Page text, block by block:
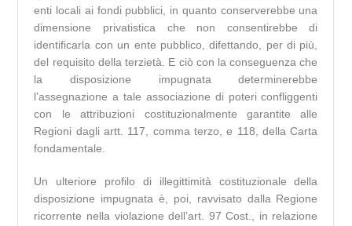
enti locali ai fondi pubblici, in quanto conserverebbe una
dimensione privatistica che non consentirebbe di
identificarla con un ente pubblico, difettando, per di più,
del requisito della terzietà. E ciò con la conseguenza che
la disposizione impugnata determinerebbe
l’assegnazione a tale associazione di poteri confliggenti
con le attribuzioni costituzionalmente garantite alle
Regioni dagli artt. 117, comma terzo, e 118, della Carta
fondamentale.
Un ulteriore profilo di illegittimità costituzionale della
disposizione impugnata è, poi, ravvisato dalla Regione
ricorrente nella violazione dell’art. 97 Cost., in relazione